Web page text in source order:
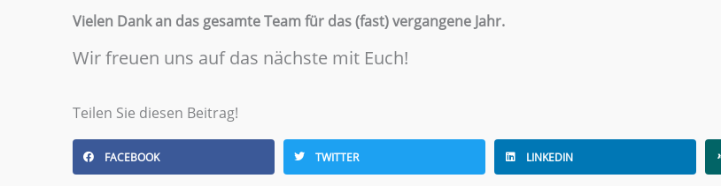
Vielen Dank an das gesamte Team für das (fast) vergangene Jahr.
Wir freuen uns auf das nächste mit Euch!
Teilen Sie diesen Beitrag!
FACEBOOK TWITTER LINKEDIN